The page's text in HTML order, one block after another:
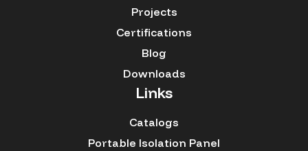
Projects
Certifications
Blog
Downloads
Links
Catalogs
Portable Isolation Panel